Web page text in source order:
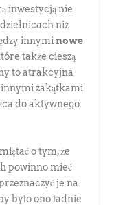
inwestycją nie
dzielnicach niż
innyminowe
także cieszą
to atrakcyjna
zakątkami
do aktywnego
o tym, że
powinno mieć
je na
było ono ładnie